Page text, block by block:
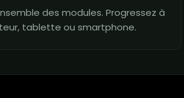
des modules. Progressez à
tablette ou smartphone.